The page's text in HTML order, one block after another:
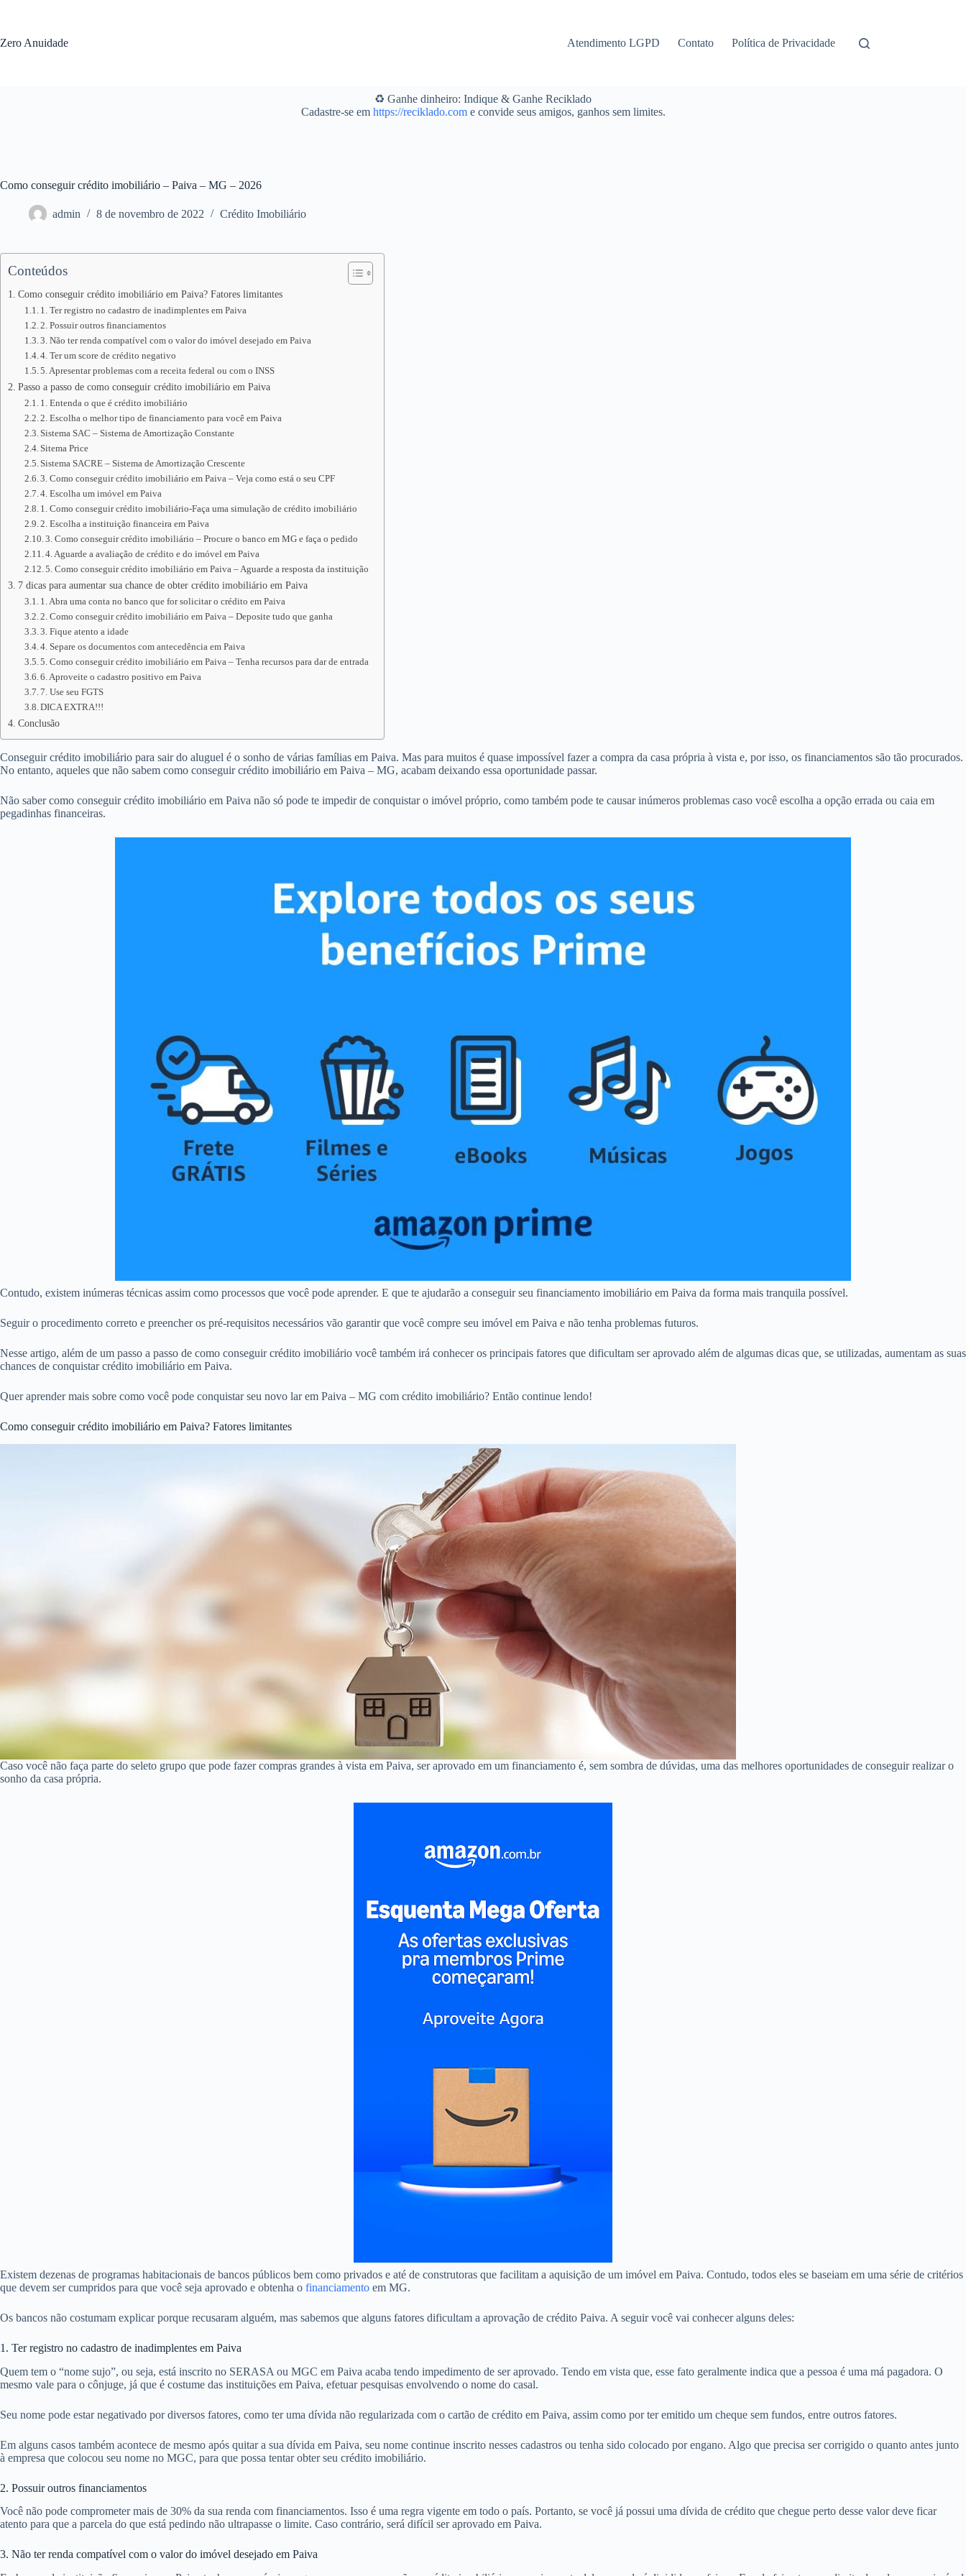
conteúdo
Zero Anuidade Atendimento LGPD Contato Política de Privacidade
♻️ Ganhe dinheiro: Indique & Ganhe Reciklado
Cadastre-se em https://reciklado.come convide seus amigos, ganhos sem limites.
Como conseguir crédito imobiliário – Paiva – MG – 2026
admin 8 de novembro de 2022 Crédito Imobiliário
Conteúdos
Como conseguir crédito imobiliário em Paiva? Fatores limitantes
1. Ter registro no cadastro de inadimplentes em Paiva
2. Possuir outros financiamentos
3. Não ter renda compatível com o valor do imóvel desejado em Paiva
4. Ter um score de crédito negativo
5. Apresentar problemas com a receita federal ou com o INSS
Passo a passo de como conseguir crédito imobiliário em Paiva
1. Entenda o que é crédito imobiliário
2. Escolha o melhor tipo de financiamento para você em Paiva
Sistema SAC – Sistema de Amortização Constante
Sitema Price
Sistema SACRE – Sistema de Amortização Crescente
3. Como conseguir crédito imobiliário em Paiva – Veja como está o seu CPF
4. Escolha um imóvel em Paiva
1. Como conseguir crédito imobiliário-Faça uma simulação de crédito imobiliário
2. Escolha a instituição financeira em Paiva
3. Como conseguir crédito imobiliário – Procure o banco em MG e faça o pedido
4. Aguarde a avaliação de crédito e do imóvel em Paiva
5. Como conseguir crédito imobiliário em Paiva – Aguarde a resposta da instituição
7 dicas para aumentar sua chance de obter crédito imobiliário em Paiva
1. Abra uma conta no banco que for solicitar o crédito em Paiva
2. Como conseguir crédito imobiliário em Paiva – Deposite tudo que ganha
3. Fique atento a idade
4. Separe os documentos com antecedência em Paiva
5. Como conseguir crédito imobiliário em Paiva – Tenha recursos para dar de entrada
6. Aproveite o cadastro positivo em Paiva
7. Use seu FGTS
DICA EXTRA!!!
Conclusão
Conseguir crédito imobiliário para sair do aluguel é o sonho de várias famílias em Paiva. Mas para muitos é quase impossível fazer a compra da casa própria à vista e, por isso, os financiamentos são tão procurados.
No entanto, aqueles que não sabem como conseguir crédito imobiliário em Paiva – MG, acabam deixando essa oportunidade passar.
Não saber como conseguir crédito imobiliário em Paiva não só pode te impedir de conquistar o imóvel próprio, como também pode te causar inúmeros problemas caso você escolha a opção errada ou caia em
pegadinhas financeiras.
Contudo, existem inúmeras técnicas assim como processos que você pode aprender. E que te ajudarão a conseguir seu financiamento imobiliário em Paiva da forma mais tranquila possível.
Seguir o procedimento correto e preencher os pré-requisitos necessários vão garantir que você compre seu imóvel em Paiva e não tenha problemas futuros.
Nesse artigo, além de um passo a passo de como conseguir crédito imobiliário você também irá conhecer os principais fatores que dificultam ser aprovado além de algumas dicas que, se utilizadas, aumentam as suas
chances de conquistar crédito imobiliário em Paiva.
Quer aprender mais sobre como você pode conquistar seu novo lar em Paiva – MG com crédito imobiliário? Então continue lendo!
Como conseguir crédito imobiliário em Paiva? Fatores limitantes
Caso você não faça parte do seleto grupo que pode fazer compras grandes à vista em Paiva, ser aprovado em um financiamento é, sem sombra de dúvidas, uma das melhores oportunidades de conseguir realizar o
sonho da casa própria.
Existem dezenas de programas habitacionais de bancos públicos bem como privados e até de construtoras que facilitam a aquisição de um imóvel em Paiva. Contudo, todos eles se baseiam em uma série de critérios
que devem ser cumpridos para que você seja aprovado e obtenha o financiamento em MG.
Os bancos não costumam explicar porque recusaram alguém, mas sabemos que alguns fatores dificultam a aprovação de crédito Paiva. A seguir você vai conhecer alguns deles:
1. Ter registro no cadastro de inadimplentes em Paiva
Quem tem o “nome sujo”, ou seja, está inscrito no SERASA ou MGC em Paiva acaba tendo impedimento de ser aprovado. Tendo em vista que, esse fato geralmente indica que a pessoa é uma má pagadora. O
mesmo vale para o cônjuge, já que é costume das instituições em Paiva, efetuar pesquisas envolvendo o nome do casal.
Seu nome pode estar negativado por diversos fatores, como ter uma dívida não regularizada com o cartão de crédito em Paiva, assim como por ter emitido um cheque sem fundos, entre outros fatores.
Em alguns casos também acontece de mesmo após quitar a sua dívida em Paiva, seu nome continue inscrito nesses cadastros ou tenha sido colocado por engano. Algo que precisa ser corrigido o quanto antes junto
à empresa que colocou seu nome no MGC, para que possa tentar obter seu crédito imobiliário.
2. Possuir outros financiamentos
Você não pode comprometer mais de 30% da sua renda com financiamentos. Isso é uma regra vigente em todo o país. Portanto, se você já possui uma dívida de crédito que chegue perto desse valor deve ficar
atento para que a parcela do que está pedindo não ultrapasse o limite. Caso contrário, será difícil ser aprovado em Paiva.
3. Não ter renda compatível com o valor do imóvel desejado em Paiva